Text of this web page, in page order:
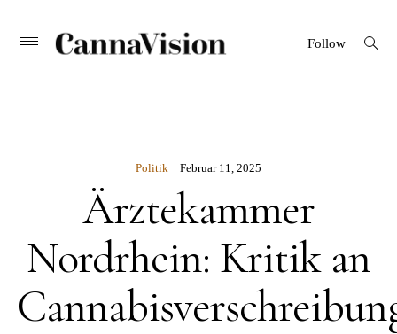
Skip Primary
Menu
CANNAVISION
Follow
open
search
Politik Februar 11, 2025
Ärztekammer
Nordrhein: Kritik an